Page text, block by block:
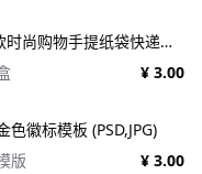
273款时尚购物手提纸袋快递气泡塑料袋纸箱设计贴图PSD样机 Printhouse Mockups Bundle v.1
¥ 3.00
色徽标模板 (PSD,JPG)
版
¥ 3.00